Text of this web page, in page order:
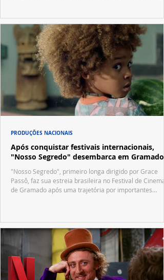
Após conquistar festivais internacionais,
"Nosso Segredo" desembarca em Gramado
"Nosso Segredo", primeiro longa dirigido por Grace
Passô, faz sua estreia brasileira no Festival de Cinema
de Gramado após uma trajetória por importantes
PRODUÇÕES NACIONAIS